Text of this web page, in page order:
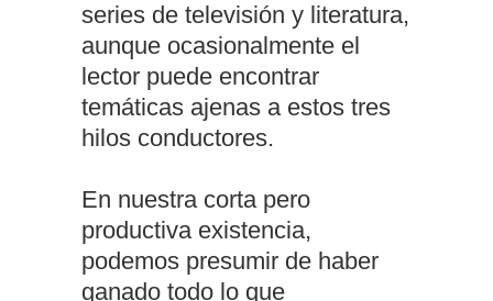
series de televisión y literatura,
aunque ocasionalmente el
lector puede encontrar
temáticas ajenas a estos tres
hilos conductores.
En nuestra corta pero
productiva existencia,
podemos presumir de haber
ganado todo lo que